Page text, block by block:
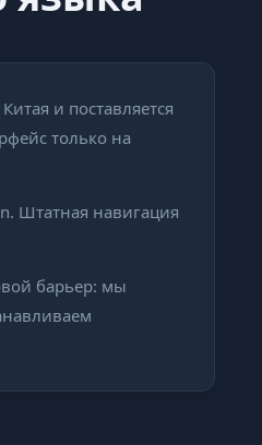
и поставляется
только на
Штатная навигация
барьер: мы